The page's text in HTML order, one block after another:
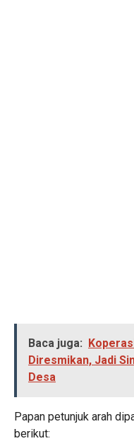
Baca juga:
Diresmikan, Jadi
Desa
Papan petunjuk arah
berikut: